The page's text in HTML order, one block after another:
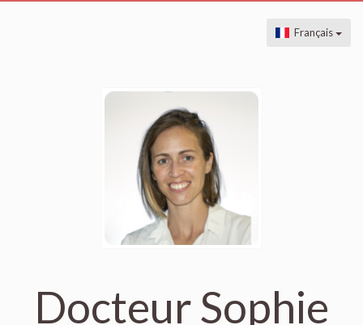
Français
Docteur Sophie